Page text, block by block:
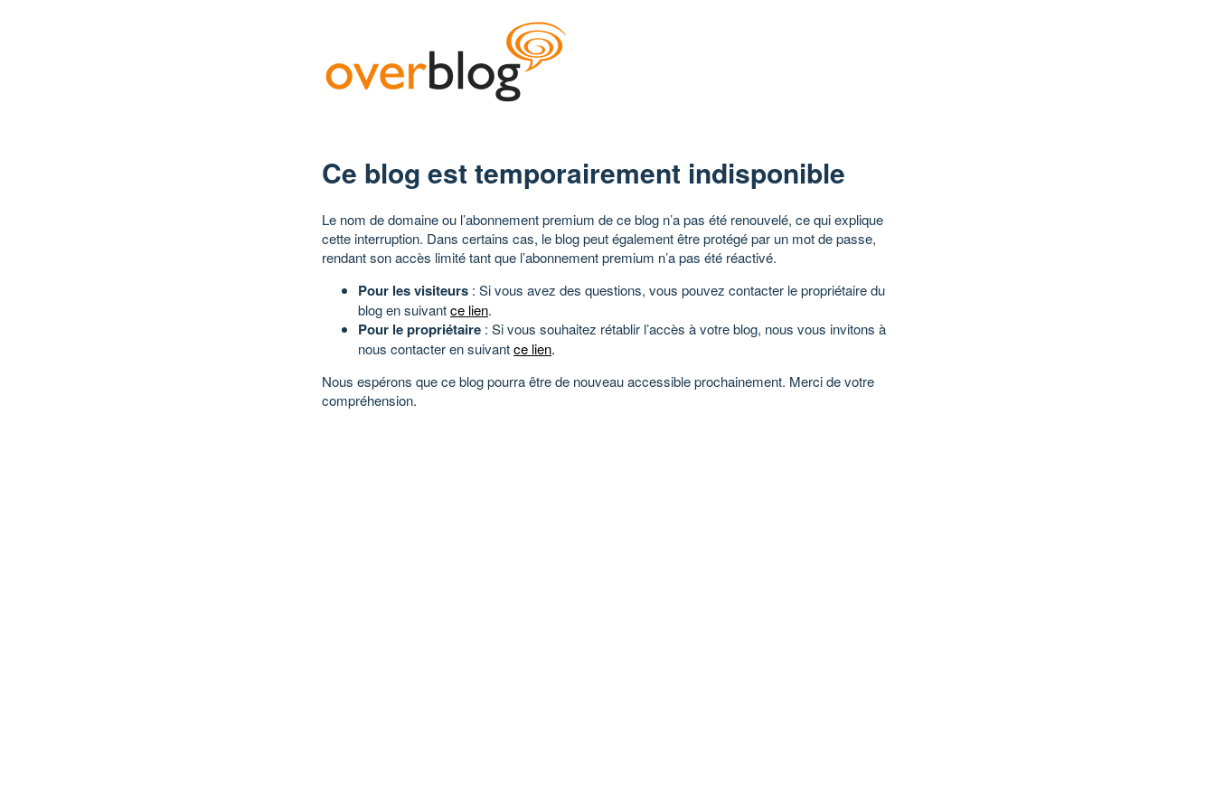
Ce blog est temporairement indisponible
Le nom de domaine ou l’abonnement premium de ce blog n’a pas été renouvelé, ce qui explique
cette interruption. Dans certains cas, le blog peut également être protégé par un mot de passe,
rendant son accès limité tant que l’abonnement premium n’a pas été réactivé.
Pour les visiteurs : Si vous avez des questions, vous pouvez contacter le propriétaire du
blog en suivantce lien.
Pour le propriétaire : Si vous souhaitez rétablir l’accès à votre blog, nous vous invitons à
nous contacter en suivantce lien.
Nous espérons que ce blog pourra être de nouveau accessible prochainement. Merci de votre
compréhension.